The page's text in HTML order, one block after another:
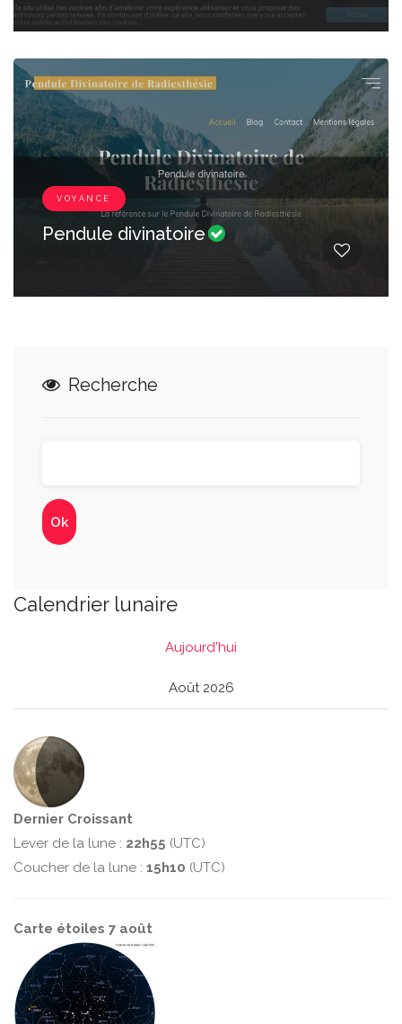
VOYANCE
Pendule divinatoire
Recherche
Calendrier lunaire
Aujourd'hui
Août 2026
Dernier Croissant
Lever de la lune : 22h55 (UTC)
Coucher de la lune : 15h10 (UTC)
Carte étoiles 7 août